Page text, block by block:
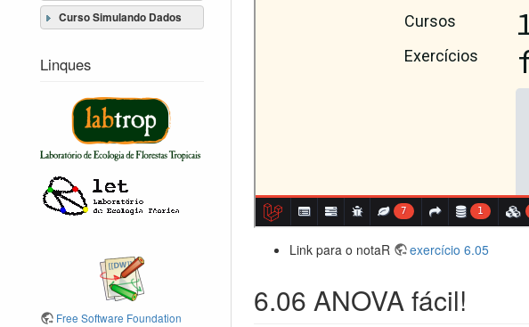
Curso Simulando Dados
Linques
Free Software Foundation
Link para o notaR exercício 6.05
6.06 ANOVA fácil!